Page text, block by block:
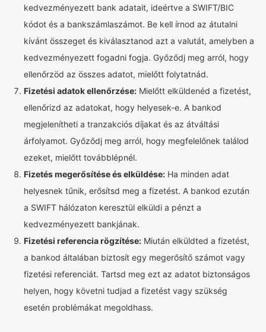
kedvezményezett bank adatait, ideértve a SWIFT/BIC
kódot és a bankszámlaszámot. Be kell írnod az átutalni
kívánt összeget és kiválasztanod azt a valutát, amelyben a
kedvezményezett fogadni fogja. Győződj meg arról, hogy
ellenőrzöd az összes adatot, mielőtt folytatnád.
Fizetési adatok ellenőrzése: Mielőtt elküldenéd a fizetést,
ellenőrizd az adatokat, hogy helyesek-e. A bankod
megjelenítheti a tranzakciós díjakat és az átváltási
árfolyamot. Győződj meg arról, hogy megfelelőnek találod
ezeket, mielőtt továbblépnél.
Fizetés megerősítése és elküldése: Ha minden adat
helyesnek tűnik, erősítsd meg a fizetést. A bankod ezután
a SWIFT hálózaton keresztül elküldi a pénzt a
kedvezményezett bankjának.
Fizetési referencia rögzítése: Miután elküldted a fizetést,
a bankod általában biztosít egy megerősítő számot vagy
fizetési referenciát. Tartsd meg ezt az adatot biztonságos
helyen, hogy követni tudjad a fizetést vagy szükség
esetén problémákat megoldhass.